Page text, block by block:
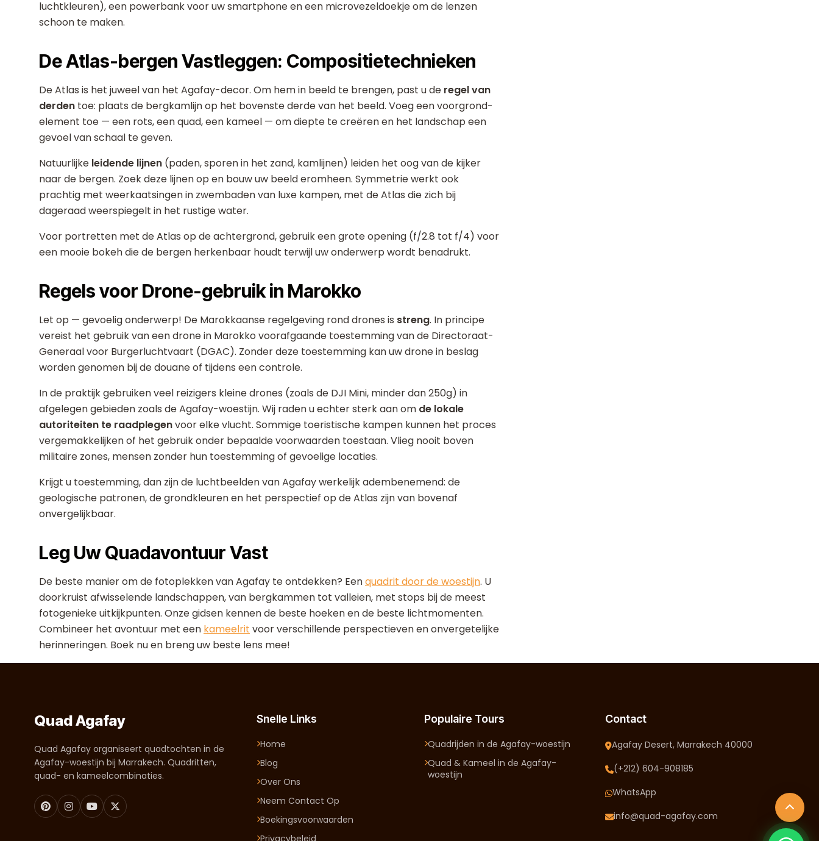
luchtkleuren), een powerbank voor uw smartphone en een microvezeldoekje om de lenzen
schoon te maken.
De Atlas-bergen Vastleggen: Compositietechnieken
De Atlas is het juweel van het Agafay-decor. Om hem in beeld te brengen, past u de regel van
derden toe: plaats de bergkamlijn op het bovenste derde van het beeld. Voeg een voorgrond-
element toe — een rots, een quad, een kameel — om diepte te creëren en het landschap een
gevoel van schaal te geven.
Natuurlijke leidende lijnen (paden, sporen in het zand, kamlijnen) leiden het oog van de kijker
naar de bergen. Zoek deze lijnen op en bouw uw beeld eromheen. Symmetrie werkt ook
prachtig met weerkaatsingen in zwembaden van luxe kampen, met de Atlas die zich bij
dageraad weerspiegelt in het rustige water.
Voor portretten met de Atlas op de achtergrond, gebruik een grote opening (f/2.8 tot f/4) voor
een mooie bokeh die de bergen herkenbaar houdt terwijl uw onderwerp wordt benadrukt.
Regels voor Drone-gebruik in Marokko
Let op — gevoelig onderwerp! De Marokkaanse regelgeving rond drones is streng. In principe
vereist het gebruik van een drone in Marokko voorafgaande toestemming van de Directoraat-
Generaal voor Burgerluchtvaart (DGAC). Zonder deze toestemming kan uw drone in beslag
worden genomen bij de douane of tijdens een controle.
In de praktijk gebruiken veel reizigers kleine drones (zoals de DJI Mini, minder dan 250g) in
afgelegen gebieden zoals de Agafay-woestijn. Wij raden u echter sterk aan om de lokale
autoriteiten te raadplegenvoor elke vlucht. Sommige toeristische kampen kunnen het proces
vergemakkelijken of het gebruik onder bepaalde voorwaarden toestaan. Vlieg nooit boven
militaire zones, mensen zonder hun toestemming of gevoelige locaties.
Krijgt u toestemming, dan zijn de luchtbeelden van Agafay werkelijk adembenemend: de
geologische patronen, de grondkleuren en het perspectief op de Atlas zijn van bovenaf
onvergelijkbaar.
Leg Uw Quadavontuur Vast
De beste manier om de fotoplekken van Agafay te ontdekken? Eenquadrit door de woestijn. U
doorkruist afwisselende landschappen, van bergkammen tot valleien, met stops bij de meest
fotogenieke uitkijkpunten. Onze gidsen kennen de beste hoeken en de beste lichtmomenten.
Combineer het avontuur met een kameelrit voor verschillende perspectieven en onvergetelijke
herinneringen. Boek nu en breng uw beste lens mee!
Quad Agafay
Quad Agafay organiseert quadtochten in de
Agafay-woestijn bij Marrakech. Quadritten,
quad- en kameelcombinaties.
Snelle Links
Home
Blog
Over Ons
Neem Contact Op
Boekingsvoorwaarden
Privacybeleid
Populaire Tours
Quadrijden in de Agafay-woestijn
Quad & Kameel in de Agafay-
woestijn
Contact
Agafay Desert, Marrakech 40000
(+212) 604-908185
WhatsApp
info@quad-agafay.com